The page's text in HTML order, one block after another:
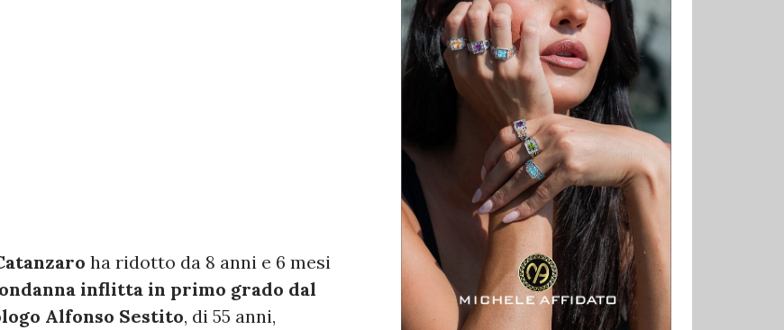
ha ridotto da 8 anni e 6 mesi
inflitta in primo grado dal
Alfonso Sestito, di 55 anni,